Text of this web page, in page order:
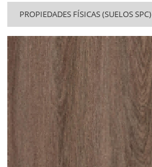
PROPIEDADES FÍSICAS (SUELOS SPC)